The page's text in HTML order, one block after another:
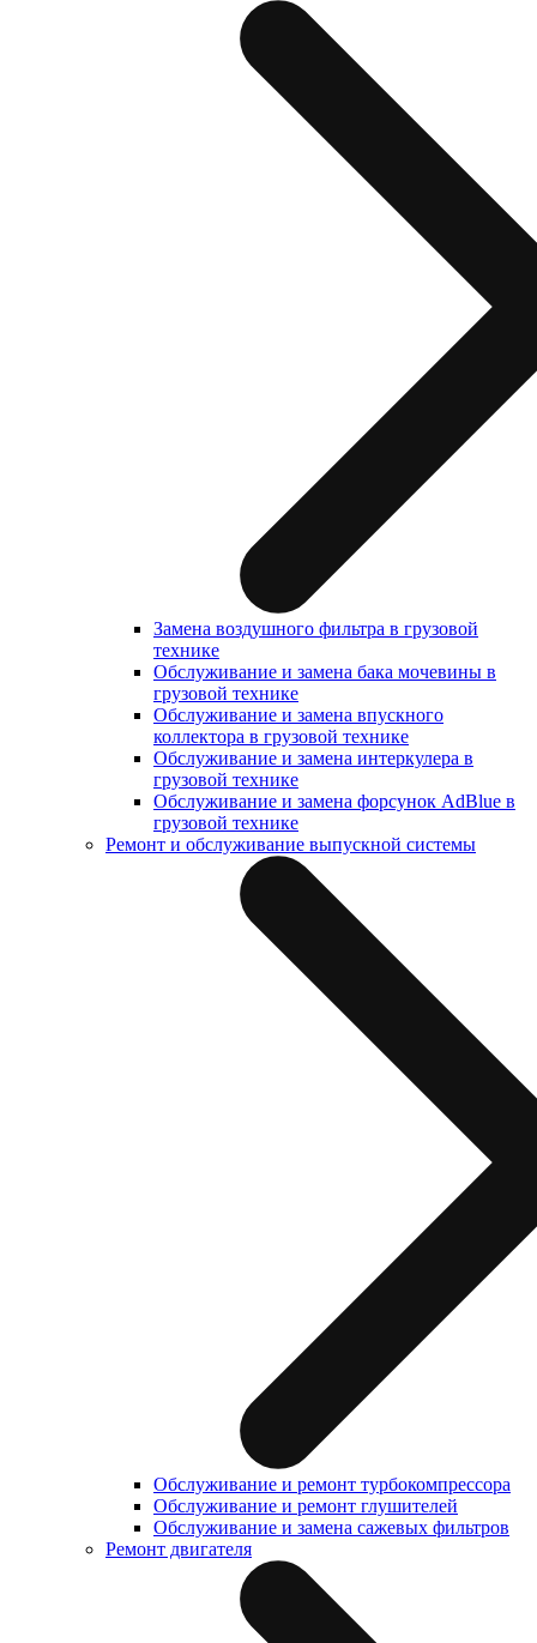
Замена воздушного фильтра в грузовой
технике
Обслуживание и замена бака мочевины в
грузовой технике
Обслуживание и замена впускного
коллектора в грузовой технике
Обслуживание и замена интеркулера в
грузовой технике
Обслуживание и замена форсунок AdBlue в
грузовой технике
Ремонт и обслуживание выпускной системы
Обслуживание и ремонт турбокомпрессора
Обслуживание и ремонт глушителей
Обслуживание и замена сажевых фильтров
Ремонт двигателя